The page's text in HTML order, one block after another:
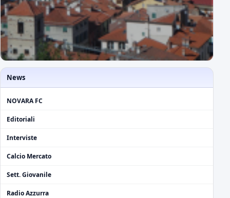
News
NOVARA FC
Editoriali
Interviste
Calcio Mercato
Sett. Giovanile
Radio Azzurra